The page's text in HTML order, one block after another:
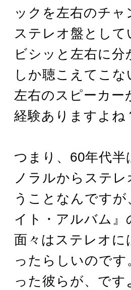
ックを左右のチ
ステレオ盤とし
ビシッと左右に
しか聴こえてこ
左右のスピーカ
経験ありますよね
つまり、60年代
ノラルからステ
うことなんです
イト・アルバム
面々はステレオ
ったらしいので
った彼らが、で